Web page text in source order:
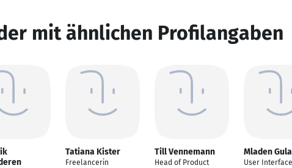
mit ähnlichen Profilangaben
Tatiana Kister
Freelancerin
Till Vennemann
Head of Product
Mladen
User Interface